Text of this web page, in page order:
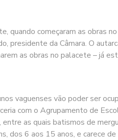
quando começaram as obras
presidente da Câmara. O
as obras no palacete – já
vaguenses vão poder ser
com o Agrupamento de
as quais batismos de
dos 6 aos 15 anos, e carece